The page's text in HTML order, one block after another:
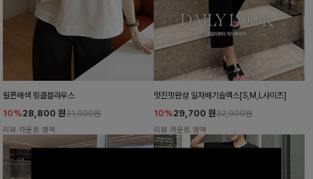
릴픈배색 링클블라우스
10%28,800 원31,900원
리뷰 카운트 영역
멋진핏완성 일자배기슬랙스[S,M,L사이즈]
10%29,700 원32,900원
리뷰 카운트 영역